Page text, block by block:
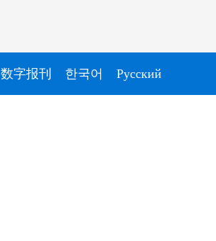
数字报刊 한국어 Pусский